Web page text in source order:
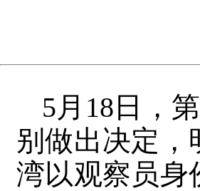
5月18日，
别做出决定，
湾以观察员身